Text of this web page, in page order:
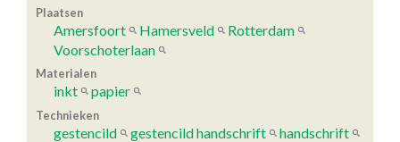
Plaatsen
Amersfoort Hamersveld
Rotterdam
Voorschoterlaan
Materialen
inkt papier
Technieken
gestencild gestencild handschrift handschrift